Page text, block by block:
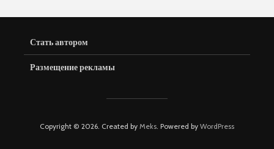
Стать автором
Размещение рекламы
Copyright © 2026. Created by Meks. Powered by WordPress